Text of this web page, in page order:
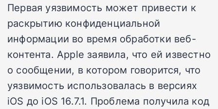
Первая уязвимость может привести к
раскрытию конфиденциальной
информации во время обработки веб-
контента. Apple заявила, что ей известно
о сообщении, в котором говорится, что
уязвимость использовалась в версиях
iOS до iOS 16.7.1. Проблема получила код